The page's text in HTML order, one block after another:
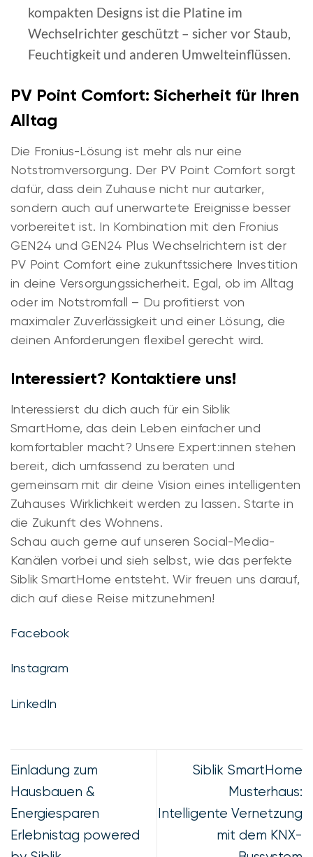
kompakten Designs ist die Platine im
Wechselrichter geschützt – sicher vor Staub,
Feuchtigkeit und anderen Umwelteinflüssen.
PV Point Comfort: Sicherheit für Ihren
Alltag
Die Fronius-Lösung ist mehr als nur eine
Notstromversorgung. Der PV Point Comfort sorgt
dafür, dass dein Zuhause nicht nur autarker,
sondern auch auf unerwartete Ereignisse besser
vorbereitet ist. In Kombination mit den Fronius
GEN24 und GEN24 Plus Wechselrichtern ist der
PV Point Comfort eine zukunftssichere Investition
in deine Versorgungssicherheit. Egal, ob im Alltag
oder im Notstromfall – Du profitierst von
maximaler Zuverlässigkeit und einer Lösung, die
deinen Anforderungen flexibel gerecht wird.
Interessiert? Kontaktiere uns!
Interessierst du dich auch für ein Siblik
SmartHome, das dein Leben einfacher und
komfortabler macht? Unsere Expert:innen stehen
bereit, dich umfassend zu beraten und
gemeinsam mit dir deine Vision eines intelligenten
Zuhauses Wirklichkeit werden zu lassen. Starte in
die Zukunft des Wohnens.
Schau auch gerne auf unseren Social-Media-
Kanälen vorbei und sieh selbst, wie das perfekte
Siblik SmartHome entsteht. Wir freuen uns darauf,
dich auf diese Reise mitzunehmen!
Facebook
Instagram
LinkedIn
Einladung zum
Hausbauen &
Energiesparen
Erlebnistag powered
Siblik SmartHome
Musterhaus:
Intelligente Vernetzung
mit dem KNX-